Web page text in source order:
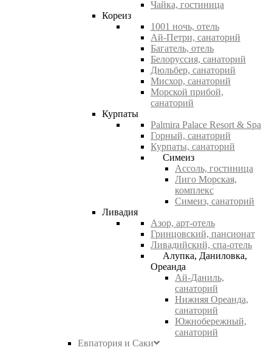
Чайка, гостиница
Кореиз
1001 ночь, отель
Ай-Петри, санаторий
Багатель, отель
Белоруссия, санаторий
Дюльбер, санаторий
Мисхор, санаторий
Морской прибой,
санаторий
Курпаты
Palmira Palace Resort & Spa
Горный, санаторий
Курпаты, санаторий
Симеиз
Ассоль, гостиница
Лиго Морская,
комплекс
Симеиз, санаторий
Ливадия
Азор, арт-отель
Гринцовский, пансионат
Ливадийский, спа-отель
Алупка, Даниловка,
Ореанда
Ай-Даниль,
санаторий
Нижняя Ореанда,
санаторий
Южнобережный,
санаторий
Евпатория и Саки